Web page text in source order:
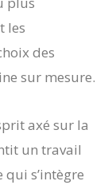
les
des
sur mesure.
axé sur la
un travail
qui s’intègre